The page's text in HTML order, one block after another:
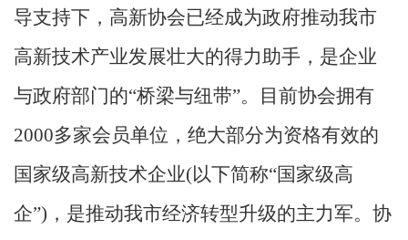
导支持下，高新协会已经成为政府推动我市
高新技术产业发展壮大的得力助手，是企业
与政府部门的“桥梁与纽带”。目前协会拥有
2000多家会员单位，绝大部分为资格有效的
国家级高新技术企业(以下简称“国家级高
企”)，是推动我市经济转型升级的主力军。协